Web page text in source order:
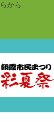
から